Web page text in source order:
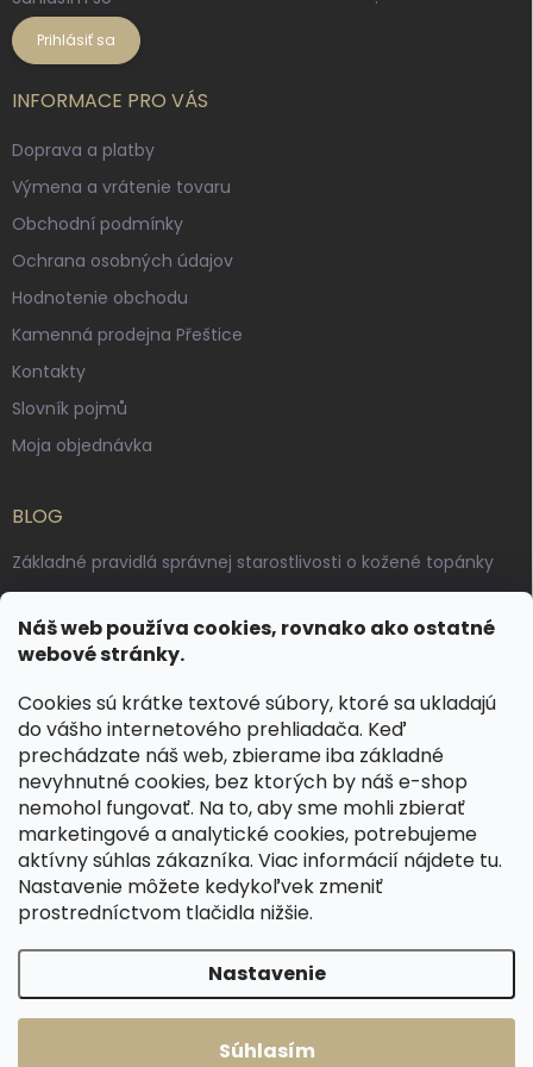
Náš web používa cookies, rovnako ako ostatné
webové stránky.
Cookies sú krátke textové súbory, ktoré sa ukladajú
do vášho internetového prehliadača. Keď
prechádzate náš web, zbierame iba základné
nevyhnutné cookies, bez ktorých by náš e-shop
nemohol fungovať. Na to, aby sme mohli zbierať
marketingové a analytické cookies, potrebujeme
aktívny súhlas zákazníka. Viac informácií nájdete tu.
Nastavenie môžete kedykoľvek zmeniť
prostredníctvom tlačidla nižšie.
Nastavenie
Súhlasím
Prihlásiť sa
INFORMACE PRO VÁS
Doprava a platby
Výmena a vrátenie tovaru
Obchodní podmínky
Ochrana osobných údajov
Hodnotenie obchodu
Kamenná prodejna Přeštice
Kontakty
Slovník pojmů
Moja objednávka
BLOG
Základné pravidlá správnej starostlivosti o kožené topánky
Výroba českých kožených opaskov: vôňa pravej kože, dotyk
remesla
KONTAKT
dotazy@ spongr.cz
+420 776 663 962
https://www.facebook.com/spongr.cz
spongr.cz
Špongr.cz . Všetky práva vyhradené.